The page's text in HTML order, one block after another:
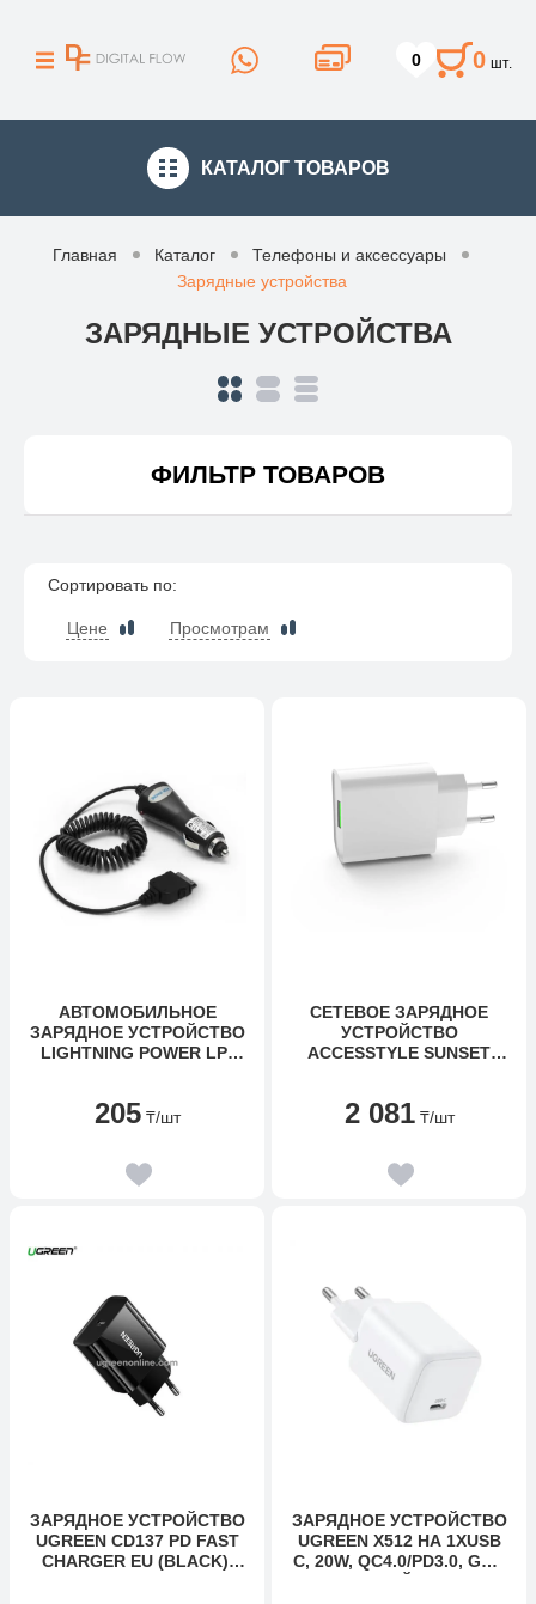
0 0 шт.
КАТАЛОГ ТОВАРОВ
Главная Каталог
Телефоны и аксессуары
Зарядные устройства
ЗАРЯДНЫЕ УСТРОЙСТВА
ФИЛЬТР ТОВАРОВ
Сортировать по:
Цене Просмотрам
АВТОМОБИЛЬНОЕ
ЗАРЯДНОЕ УСТРОЙСТВО
LIGHTNING POWER LP-
205 ₸/шт
СЕТЕВОЕ ЗАРЯДНОЕ
УСТРОЙСТВО
ACCESSTYLE SUNSET
2 081 ₸/шт
ЗАРЯДНОЕ УСТРОЙСТВО
UGREEN CD137 PD FAST
CHARGER EU (BLACK),
ЗАРЯДНОЕ УСТРОЙСТВО
UGREEN X512 НА 1XUSB
C, 20W, QC4.0/PD3.0, GAN